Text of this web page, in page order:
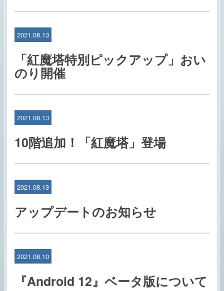
2021.08.13
「紅魔塔特別ピックアップ」おい
のり開催
2021.08.13
10階追加！「紅魔塔」登場
2021.08.13
アップデートのお知らせ
2021.08.10
『Android 12』ベータ版について